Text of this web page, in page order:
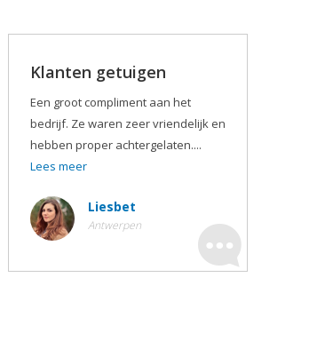
Klanten getuigen
Een groot compliment aan het
bedrijf. Ze waren zeer vriendelijk en
hebben proper achtergelaten....
Lees meer
Liesbet
Antwerpen